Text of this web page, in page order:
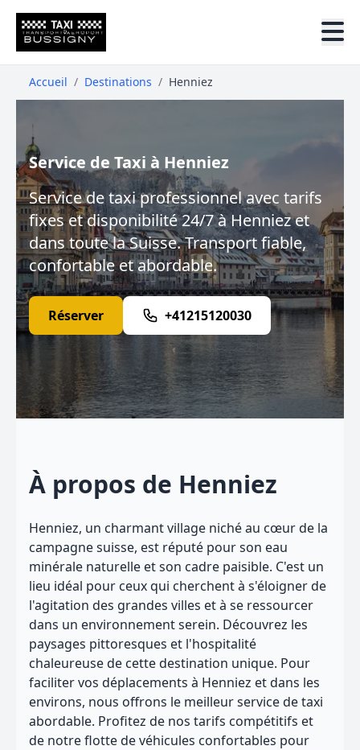
Accueil / Destinations / Henniez
Service de Taxi à Henniez
Service de taxi professionnel avec tarifs
fixes et disponibilité 24/7 à Henniez et
dans toute la Suisse. Transport fiable,
confortable et abordable.
Réserver +41215120030
À propos de Henniez
Henniez, un charmant village niché au cœur de la
campagne suisse, est réputé pour son eau
minérale naturelle et son cadre paisible. C'est un
lieu idéal pour ceux qui cherchent à s'éloigner de
l'agitation des grandes villes et à se ressourcer
dans un environnement serein. Découvrez les
paysages pittoresques et l'hospitalité
chaleureuse de cette destination unique. Pour
faciliter vos déplacements à Henniez et dans les
environs, nous offrons le meilleur service de taxi
abordable. Profitez de nos tarifs compétitifs et
de notre flotte de véhicules confortables pour